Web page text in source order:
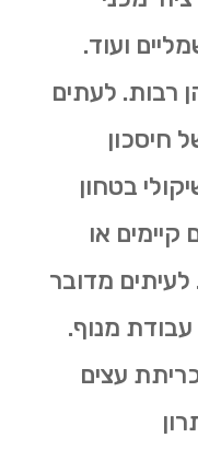
ועוד.
רבות. לעתים
חיסכון
בטחון
או
מדובר
מנוף.
עצים